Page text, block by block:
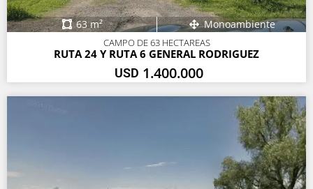
63 m² Monoambiente
CAMPO DE 63 HECTAREAS
RUTA 24 Y RUTA 6 GENERAL RODRIGUEZ
USD 1.400.000